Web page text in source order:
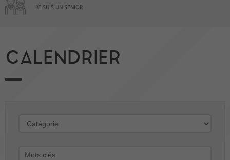
JE SUIS UN SENIOR
CALENDRIER